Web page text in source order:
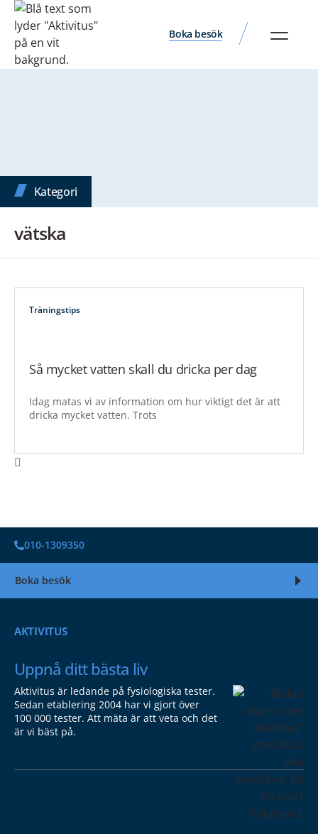
Boka besök
Kategori
vätska
Träningstips
Så mycket vatten skall du dricka per dag
Idag matas vi av information om hur viktigt det är att
dricka mycket vatten. Trots
010-1309350
Boka besök
AKTIVITUS
Uppnå ditt bästa liv
Aktivitus är ledande på fysiologiska tester.
Sedan etablering 2004 har vi gjort över
100 000 tester. Att mäta är att veta och det
är vi bäst på.